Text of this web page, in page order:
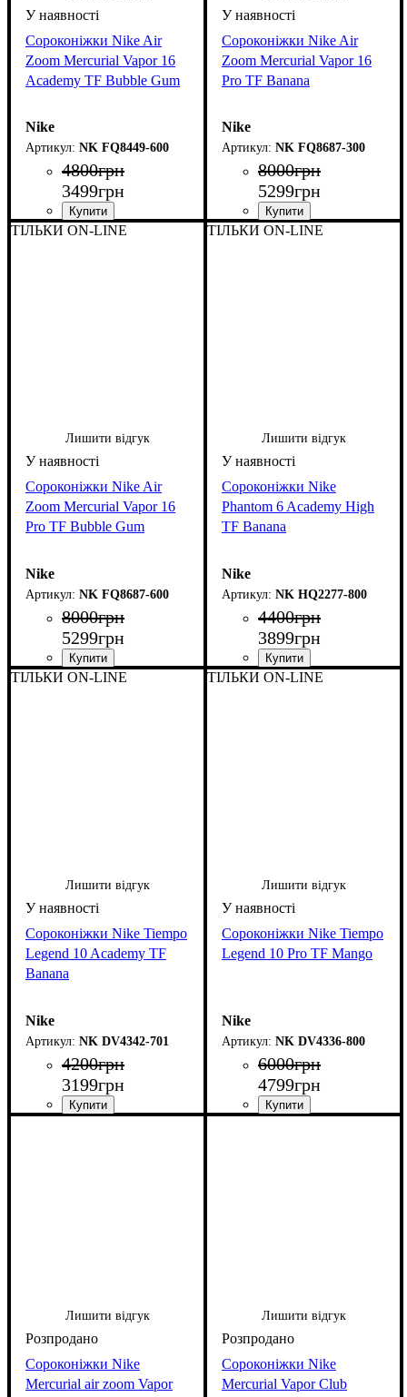
Сороконіжки Nike Air
Zoom Mercurial Vapor 16
Academy TF Bubble Gum
Nike
NK FQ8449-600
4800грн
3499грн
Сороконіжки Nike Air
Zoom Mercurial Vapor 16
Pro TF Banana
Nike
NK FQ8687-300
8000грн
5299грн
ТІЛЬКИ ON-LINE
Лишити відгук
Сороконіжки Nike Air
Zoom Mercurial Vapor 16
Pro TF Bubble Gum
Nike
NK FQ8687-600
8000грн
5299грн
ТІЛЬКИ ON-LINE
Лишити відгук
Сороконіжки Nike
Phantom 6 Academy High
TF Banana
Nike
NK HQ2277-800
4400грн
3899грн
ТІЛЬКИ ON-LINE
Лишити відгук
Сороконіжки Nike Tiempo
Legend 10 Academy TF
Banana
Nike
NK DV4342-701
4200грн
3199грн
ТІЛЬКИ ON-LINE
Лишити відгук
Сороконіжки Nike Tiempo
Legend 10 Pro TF Mango
Nike
NK DV4336-800
6000грн
4799грн
Лишити відгук
Сороконіжки Nike
Mercurial air zoom Vapor
Лишити відгук
Сороконіжки Nike
Mercurial Vapor Club